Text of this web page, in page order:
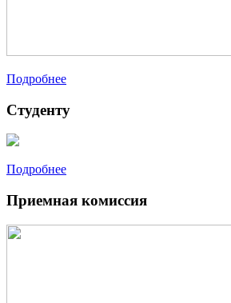
Подробнее
Студенту
Подробнее
Приемная комиссия